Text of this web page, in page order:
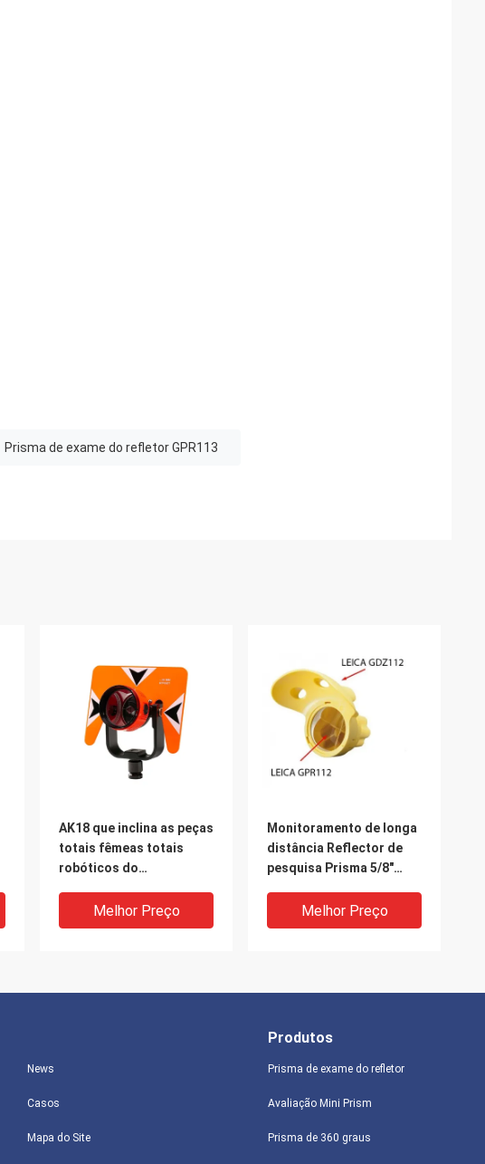
Prisma de exame do refletor GPR113
AK18 que inclina as peças
totais fêmeas totais
robóticos do
de prisma 64mm da
estação
Melhor Preço
Monitoramento de longa
distância Reflector de
pesquisa Prisma 5/8"
de fios Leica
Melhor Preço
News
Casos
Mapa do Site
Produtos
Prisma de exame do refletor
Avaliação Mini Prism
Prisma de 360 graus